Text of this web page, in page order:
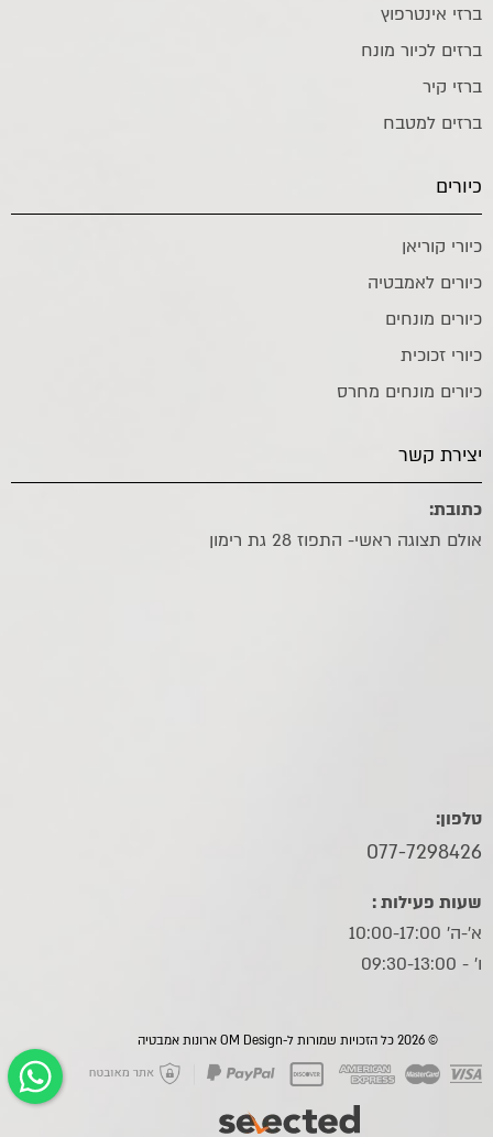
ברזי אינטרפוץ
ברזים לכיור מונח
ברזי קיר
ברזים למטבח
כיורים
כיורי קוריאן
כיורים לאמבטיה
כיורים מונחים
כיורי זכוכית
כיורים מונחים מחרס
יצירת קשר
כתובת:
אולם תצוגה ראשי- התפוז 28 גת רימון
טלפון:
077-7298426
שעות פעילות :
א'-ה' 10:00-17:00
ו׳ - 09:30-13:00
© 2026 כל הזכויות שמורות ל-OM Design ארונות אמבטיה